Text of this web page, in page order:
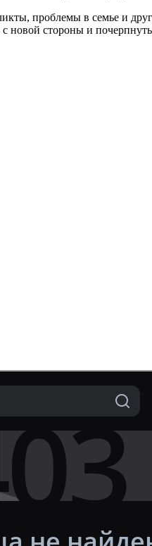
проблемы в семье и
стороны и